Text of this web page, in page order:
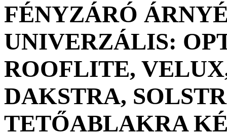
FÉNYZÁRÓ
UNIVERZÁLIS:
ROOFLITE,
DAKSTRA,
TETŐABLAKRA